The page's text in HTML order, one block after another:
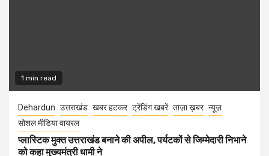
1 min read
Dehardun उत्तराखंड खबर हटकर ट्रेंडिंग खबरें ताज़ा ख़बर न्यूज़
सोशल मीडिया वायरल
प्लास्टिक मुक्त उत्तराखंड बनाने की अपील, पर्यटकों से जिम्मेदारी निभाने
को कहा मुख्यमंत्री धामी ने